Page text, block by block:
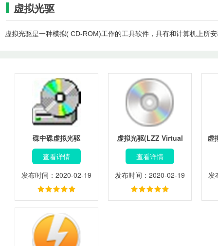
虚拟光驱
虚拟光驱是一种模拟( CD-ROM)工作的工具软件，具有和计算机上所
碟中碟虚拟光驱
查看详情
发布时间：2020-02-19
虚拟光驱(LZZ Virtual
Drive)
查看详情
发布时间：2020-02-19
虚
发